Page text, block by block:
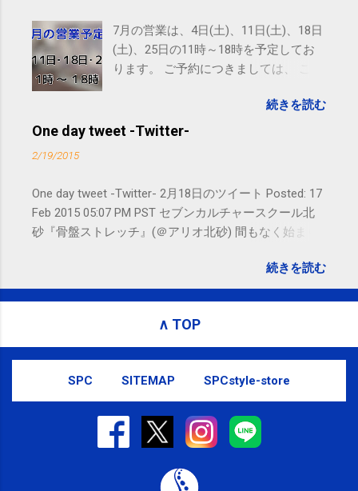
7月の営業は、4日(土)、11日(土)、18日
(土)、25日の11時～18時を予定してお
ります。 ご予約につきましては、 こち
れないことがありますので、ご予約、
お問い合わせはSMS（ショートメッセ
続きを読む
One day tweet -Twitter-
2/19/2015
One day tweet -Twitter- 2月18日のツイート Posted: 17
Feb 2015 05:07 PM PST セブンカルチャースクール北
砂『骨盤ストレッチ』(＠アリオ北砂) 間もなく始まり
subscribed to email updates from サクマフィジカルコ
ンディショニング(@SPCstyle) - Twilog To stop
Email delivery powered by Google Google Inc., 1600
Amphitheatre Parkway, Mountain View, CA 94043,
続きを読む
∧ TOP
SPC SITEMAP SPCstyle-store